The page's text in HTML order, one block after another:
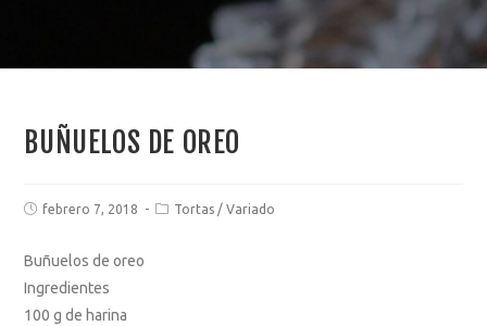
BUÑUELOS DE OREO
febrero 7, 2018 Tortas / Variado
Buñuelos de oreo
Ingredientes
100 g de harina